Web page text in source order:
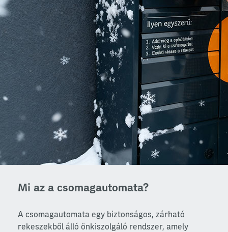
Mi az a csomagautomata?
A csomagautomata egy biztonságos, zárható
rekeszekből álló önkiszolgáló rendszer, amely